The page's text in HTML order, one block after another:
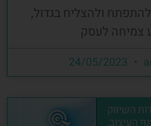
ולהצליח בגדול,
צמיחה לעסק